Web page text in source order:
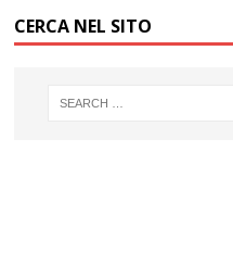
CERCA NEL SITO